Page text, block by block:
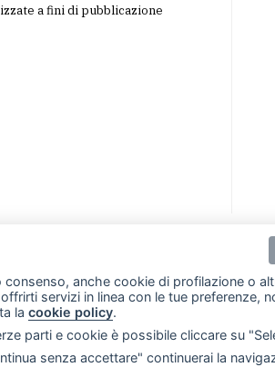
a fini di pubblicazione
anche cookie di profilazione o
servizi in linea con le tue preferenze,
la cookie policy.
parti e cookie è possibile cliccare su
senza accettare" continuerai la